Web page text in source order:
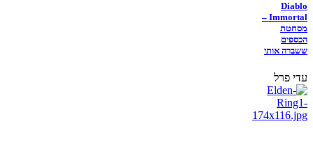
Diablo
Immortal –
מסחטת
הכספים
ששברה אותי
עדי פרל